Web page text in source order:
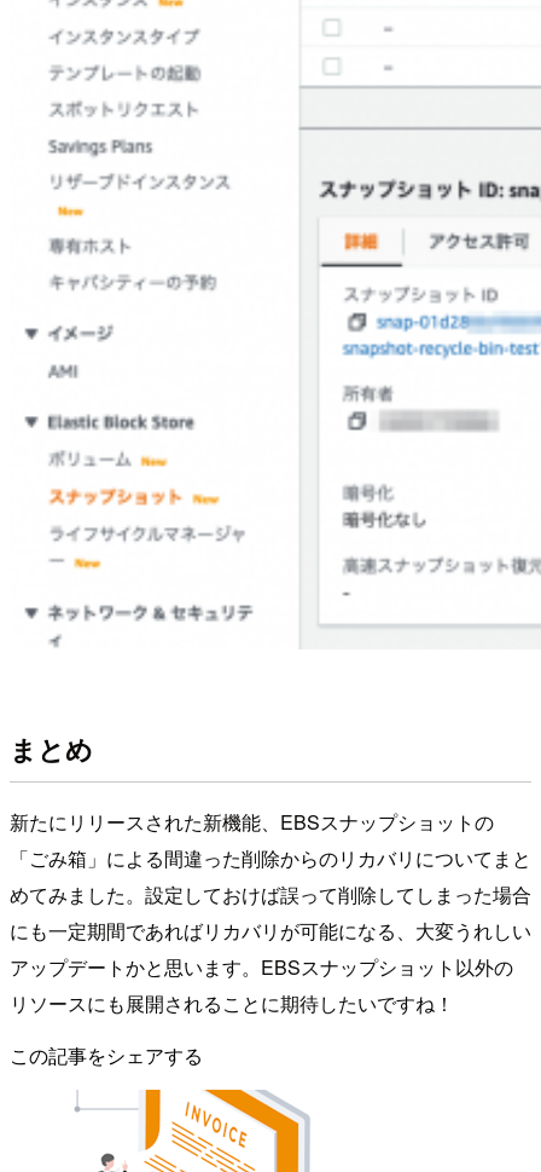
まとめ
新たにリリースされた新機能、EBSスナップショットの
「ごみ箱」による間違った削除からのリカバリについてまと
めてみました。設定しておけば誤って削除してしまった場合
にも一定期間であればリカバリが可能になる、大変うれしい
アップデートかと思います。EBSスナップショット以外の
リソースにも展開されることに期待したいですね！
この記事をシェアする